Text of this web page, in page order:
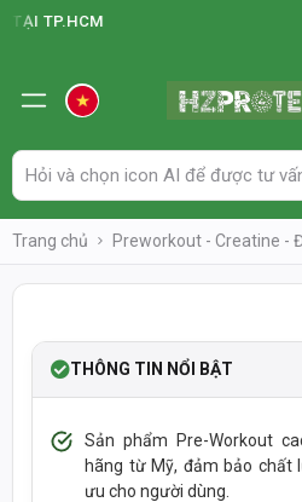
TP.HCM
Trang chủ Preworkout - Creatine -
THÔNG TIN NỔI BẬT
Sản phẩm Pre-Workout
hãng từ Mỹ, đảm bảo chất
ưu cho người dùng.